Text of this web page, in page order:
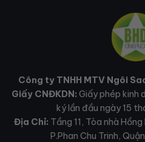
Công ty TNHH MTV Ngôi
Giấy CNĐKDN: Giấy phép kinh
ký lần đầu ngày 15
Địa Chỉ: Tầng 11, Tòa nhà
P.Phan Chu Trinh,